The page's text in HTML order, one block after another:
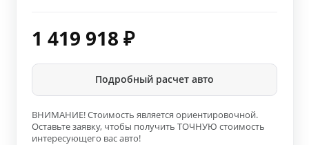
1 419 918 ₽
Подробный расчет авто
ВНИМАНИЕ! Стоимость является ориентировочной.
Оставьте заявку, чтобы получить ТОЧНУЮ стоимость
интересующего вас авто!